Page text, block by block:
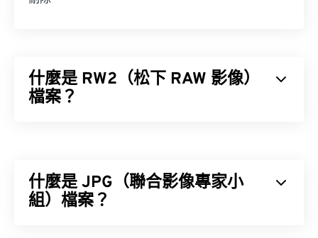
什麼是 RW2（松下 RAW 影像）
檔案？
RW2 等 RAW 檔案（以及其他 RAW 格式）為攝影師
和影像編輯人員提供了對影像檔案處理的完全控制
權，這是使用 RW2 的主要優勢和好處。
什麼是 JPG（聯合影像專家小
組）檔案？